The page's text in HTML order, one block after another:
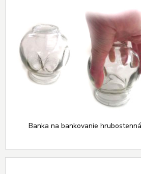
Banka na bankovanie